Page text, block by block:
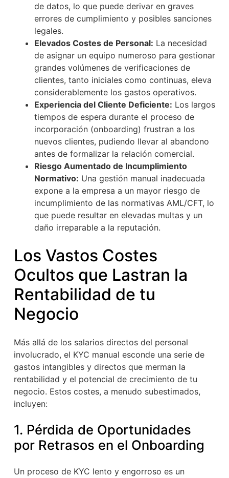
de datos, lo que puede derivar en graves
errores de cumplimiento y posibles sanciones
legales.
Elevados Costes de Personal: La necesidad
de asignar un equipo numeroso para gestionar
grandes volúmenes de verificaciones de
clientes, tanto iniciales como continuas, eleva
considerablemente los gastos operativos.
Experiencia del Cliente Deficiente: Los largos
tiempos de espera durante el proceso de
incorporación (onboarding) frustran a los
nuevos clientes, pudiendo llevar al abandono
antes de formalizar la relación comercial.
Riesgo Aumentado de Incumplimiento
Normativo: Una gestión manual inadecuada
expone a la empresa a un mayor riesgo de
incumplimiento de las normativas AML/CFT, lo
que puede resultar en elevadas multas y un
daño irreparable a la reputación.
Los Vastos Costes
Ocultos que Lastran la
Rentabilidad de tu
Negocio
Más allá de los salarios directos del personal
involucrado, el KYC manual esconde una serie de
gastos intangibles y directos que merman la
rentabilidad y el potencial de crecimiento de tu
negocio. Estos costes, a menudo subestimados,
incluyen:
1. Pérdida de Oportunidades
por Retrasos en el Onboarding
Un proceso de KYC lento y engorroso es un